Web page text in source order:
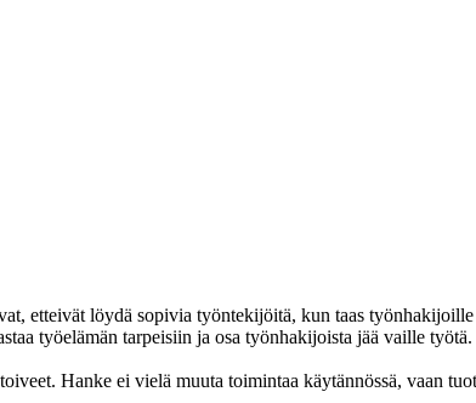
etteivät löydä sopivia työntekijöitä, kun taas
työelämän tarpeisiin ja osa työnhakijoista jää vaille työtä.
Hanke ei vielä muuta toimintaa käytännössä, vaan